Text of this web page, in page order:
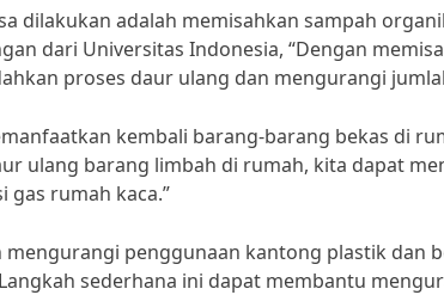
dilakukan adalah memisahkan sampah
dari Universitas Indonesia, “Dengan
proses daur ulang dan mengurangi
kembali barang-barang bekas di
ulang barang limbah di rumah, kita dapat
gas rumah kaca.”
penggunaan kantong plastik dan
sederhana ini dapat membantu